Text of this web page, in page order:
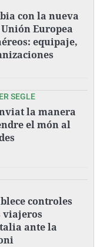
con la nueva
Europea
equipaje,
SEGLE
la manera
el món al
controles
viajeros
ante la